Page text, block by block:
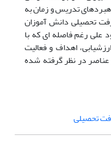
تدریس و زمان به
تحصیلی دانش آموزان
علی رغم فاصله ای که با
اهداف و فعالیت
عناصر در نظر گرفته شده
تحصیلی